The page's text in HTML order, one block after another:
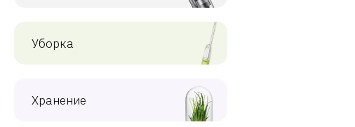
Уборка
Хранение